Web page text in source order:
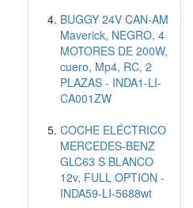
BUGGY 24V CAN-AM
Maverick, NEGRO, 4
MOTORES DE 200W,
cuero, Mp4, RC, 2
PLAZAS - INDA1-LI-
CA001ZW
COCHE ELÉCTRICO
MERCEDES-BENZ
GLC63 S BLANCO
12v, FULL OPTION -
INDA59-LI-5688wt